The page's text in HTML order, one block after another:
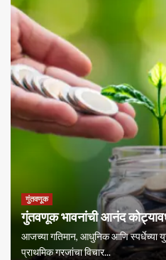
गुंतवणूक
गुंतवणूक भावनांची आनंद
आजच्या गतिमान, आधुनिक आणि स्पर्धेच्या
प्राथमिक गरजांचा विचार...